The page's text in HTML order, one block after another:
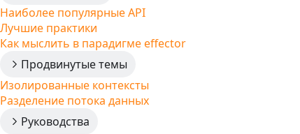
Наиболее популярные API
Лучшие практики
Как мыслить в парадигме effector
Продвинутые темы
Изолированные контексты
Разделение потока данных
Руководства